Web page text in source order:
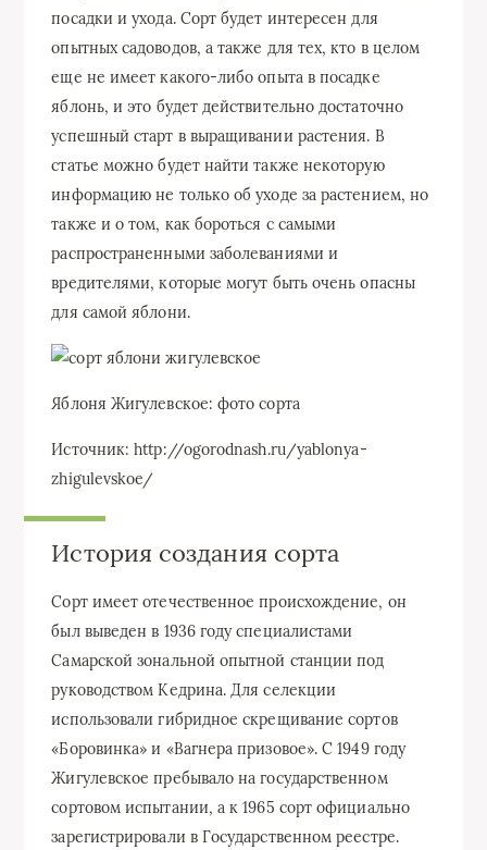
посадки и ухода. Сорт будет интересен для
опытных садоводов, а также для тех, кто в целом
еще не имеет какого-либо опыта в посадке
яблонь, и это будет действительно достаточно
успешный старт в выращивании растения. В
статье можно будет найти также некоторую
информацию не только об уходе за растением, но
также и о том, как бороться с самыми
распространенными заболеваниями и
вредителями, которые могут быть очень опасны
для самой яблони.
Яблоня Жигулевское: фото сорта
Источник: http://ogorodnash.ru/yablonya-
zhigulevskoe/
История создания сорта
Сорт имеет отечественное происхождение, он
был выведен в 1936 году специалистами
Самарской зональной опытной станции под
руководством Кедрина. Для селекции
использовали гибридное скрещивание сортов
«Боровинка» и «Вагнера призовое». С 1949 году
Жигулевское пребывало на государственном
сортовом испытании, а к 1965 сорт официально
зарегистрировали в Государственном реестре.